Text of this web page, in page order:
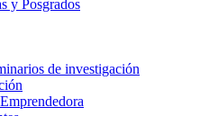
y Posgrados
de investigación